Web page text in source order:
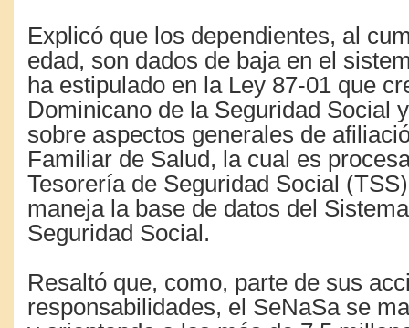
Explicó que los dependientes, al
edad, son dados de baja en el
ha estipulado en la Ley 87-01 que
Dominicano de la Seguridad Social
sobre aspectos generales de
Familiar de Salud, la cual es
Tesorería de Seguridad Social
maneja la base de datos del
Seguridad Social.
Resaltó que, como, parte de sus
responsabilidades, el SeNaSa se